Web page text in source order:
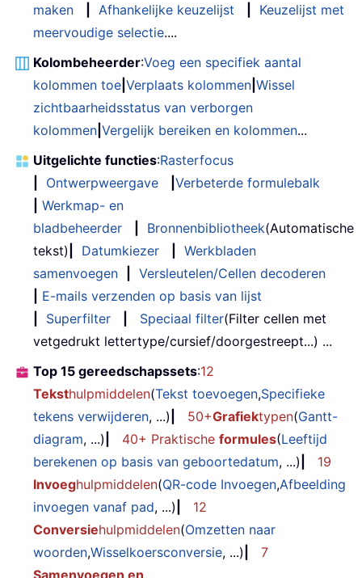
maken
Afhankelijke keuzelijst
Keuzelijst met
meervoudige selectie....
Kolombeheerder:Voeg een specifiek aantal
kolommen toe Verplaats kolommen Wissel
zichtbaarheidsstatus van verborgen
kolommen Vergelijk bereiken en kolommen...
Uitgelichte functies:Rasterfocus
Ontwerpweergave
Verbeterde formulebalk
Werkmap- en
bladbeheerder
Bronnenbibliotheek(Automatische
tekst)
Datumkiezer
Werkbladen
samenvoegen
Versleutelen/Cellen decoderen
E-mails verzenden op basis van lijst
Superfilter Speciaal filter(Filter cellen met
vetgedrukt lettertype/cursief/doorgestreept...) ...
Top 15 gereedschapssets:12
Teksthulpmiddelen(Tekst toevoegen,Specifieke
tekens verwijderen, ...) 50+Grafiektypen(Gantt-
diagram, ...) 40+ Praktische formules(Leeftijd
berekenen op basis van geboortedatum, ...)
19
Invoeghulpmiddelen(QR-code Invoegen,Afbeelding
invoegen vanaf pad, ...)
12
Conversiehulpmiddelen(Omzetten naar
woorden,Wisselkoersconversie, ...)
7
Samenvoegen en